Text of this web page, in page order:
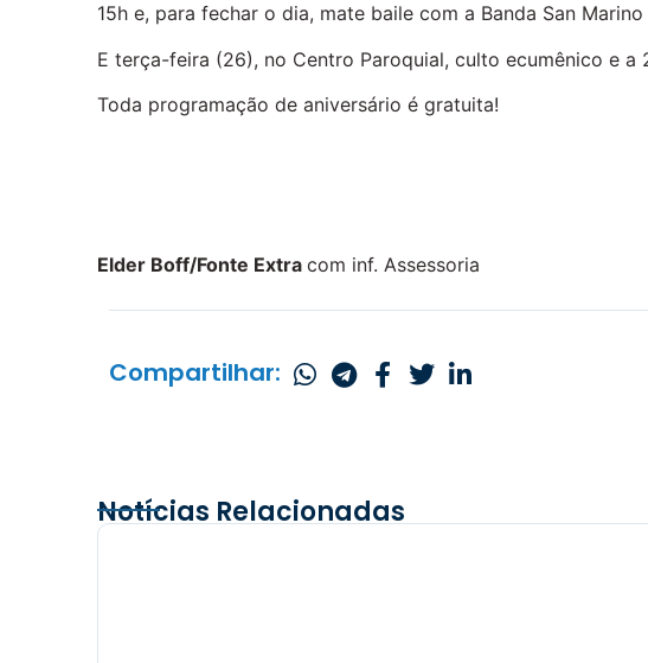
15h e, para fechar o dia, mate baile com a Banda San Marino
E terça-feira (26), no Centro Paroquial, culto ecumênico e a
Toda programação de aniversário é gratuita!
Elder Boff/Fonte Extra com inf. Assessoria
Compartilhar:
Notícias Relacionadas